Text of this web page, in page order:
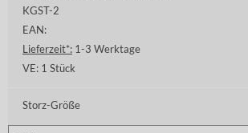
KGST-2
EAN:
Lieferzeit*: 1-3 Werktage
VE: 1 Stück
Storz-Größe